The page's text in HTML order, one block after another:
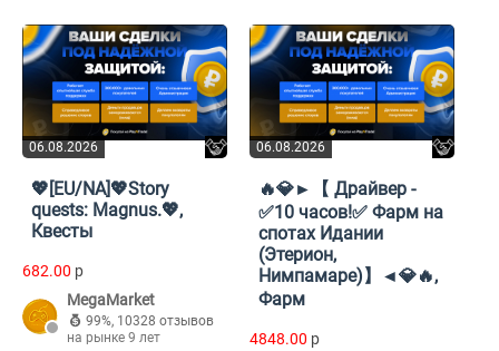
06.08.2026
💖[EU/NA]💖Story
quests: Magnus.💖,
Квесты
682.00 p
MegaMarket
99%, 10328 отзывов
на рынке 9 лет
06.08.2026
🔥💎►【 Драйвер -
✅10 часов!✅ Фарм на
спотах Идании
(Этерион,
Нимпамаре)】◄💎🔥,
Фарм
4848.00 p